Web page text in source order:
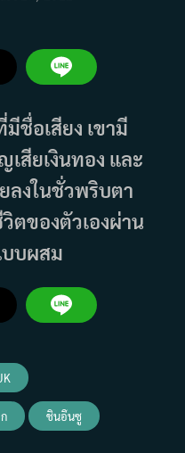
ชื่อเสียง เขามี
สียเงินทอง และ
ลงในชั่วพริบตา
ตของตัวเองผ่าน
บผสม
ชินอึนซู